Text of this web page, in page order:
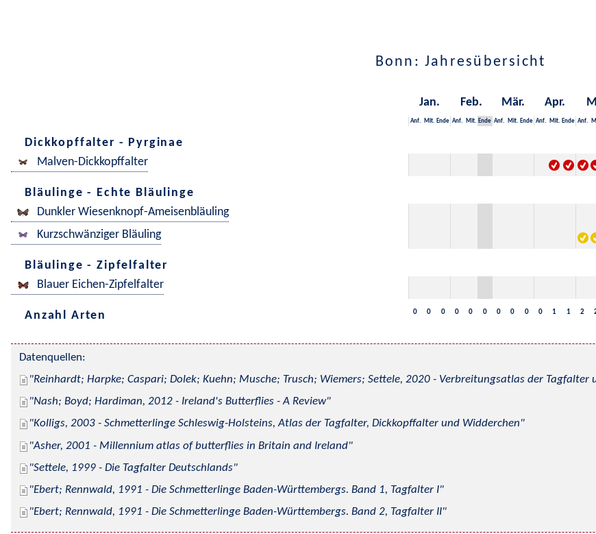
Bonn: Jahresübersicht
Jan. Feb. Mär. Apr.
Anf. Mit. Ende Anf. Mit. Ende Anf. Mit. Ende Anf. Mit. Ende Anf.
Dickkopffalter - Pyrginae
Malven-Dickkopffalter
Bläulinge - Echte Bläulinge
Dunkler Wiesenknopf-Ameisenbläuling
Kurzschwänziger Bläuling
Bläulinge - Zipfelfalter
Blauer Eichen-Zipfelfalter
Anzahl Arten 0 0 0 0 0 0 0 0 0 0 1 1 2
Datenquellen:
Reinhardt; Harpke; Caspari; Dolek; Kuehn; Musche; Trusch; Wiemers; Settele, 2020 - Verbreitungsatlas der Tagfalter
Nash; Boyd; Hardiman, 2012 - Ireland's Butterflies - A Review
Kolligs, 2003 - Schmetterlinge Schleswig-Holsteins, Atlas der Tagfalter, Dickkopffalter und Widderchen
Asher, 2001 - Millennium atlas of butterflies in Britain and Ireland
Settele, 1999 - Die Tagfalter Deutschlands
Ebert; Rennwald, 1991 - Die Schmetterlinge Baden-Württembergs. Band 1, Tagfalter I
Ebert; Rennwald, 1991 - Die Schmetterlinge Baden-Württembergs. Band 2, Tagfalter II